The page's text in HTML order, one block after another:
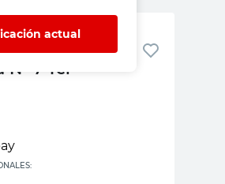
actual
3,8x57,2
7 Tel